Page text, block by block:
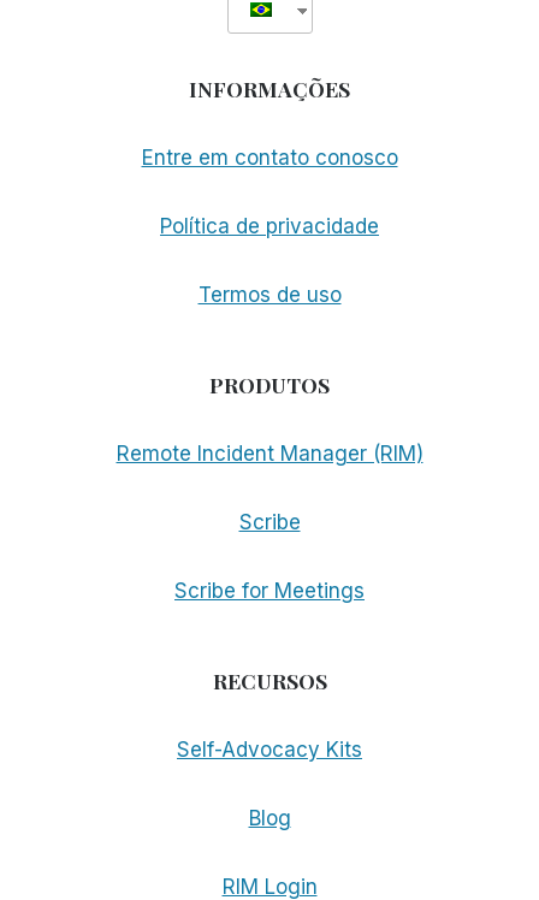
INFORMAÇÕES
Entre em contato conosco
Política de privacidade
Termos de uso
PRODUTOS
Remote Incident Manager (RIM)
Scribe
Scribe for Meetings
RECURSOS
Self-Advocacy Kits
Blog
RIM Login